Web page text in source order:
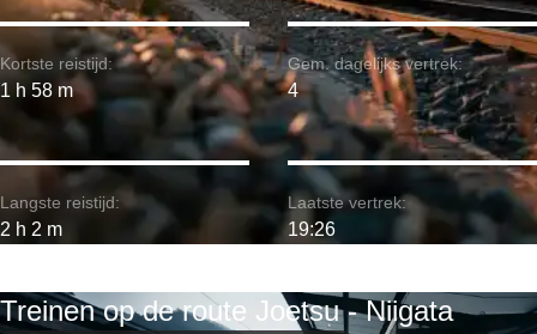
Kortste reistijd:
1 h 58 m
Langste reistijd:
2 h 2 m
Gem. dagelijks vertrek:
4
Laatste vertrek:
19:26
Treinen op de route Joetsu - Niigata